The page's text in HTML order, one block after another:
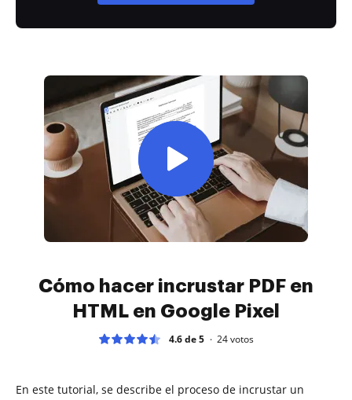
Cómo hacer incrustar PDF en
HTML en Google Pixel
4.6 de 5 24votos
En este tutorial, se describe el proceso de incrustar un